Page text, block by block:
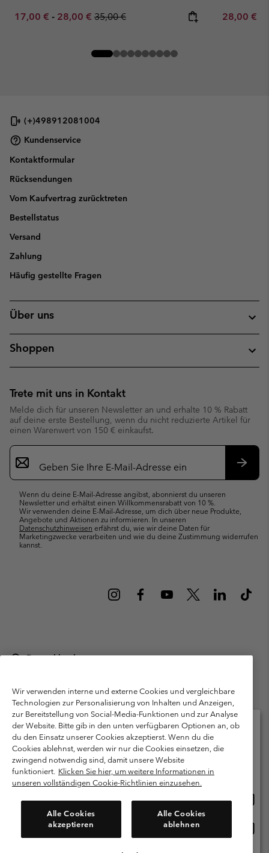
Minimum sale price:
17,00 € - Maximum sale price:
28,00 € Regular price:
35,00 € Minimum
28,00 €
(+)498912081004
Kundenservice
Kontaktformular
Rücksendungen
Vom Kaufvertrag zurücktreten
Bestellstatus
Versand
Zahlung
Häufig gestellte Fragen
Über uns
Shoppen
Trete mit uns in Kontakt
Melde dich für unseren Newsletter an und erhalte 10 % Rabatt
auf deine erste Bestellung, wenn du nicht reduzierte Artikel für
einen Warenwert von 150 € einkaufst.
Newsletter-
Anmeldung
Wenn du deine E-Mail-Adresse angibst, abonnierst du unseren
Newsletter und erhältst einen Willkommensrabatt von 10 %.
Wir verwenden deine E-Mail-Adresse, um dich über neue Produkte,
Angebote und Aktionen zu informieren. In unseren
Datenschutzhinweisen erfährst du, wie wir deine Daten für
Marketingzwecke verarbeiten und wie du deine Zustimmung widerrufen
kannst.
Deutschland
München Deutschland. Alle Rechte vorbehalten.
Nutzungsbedingungen
Allgemeine Verkaufsbedingungen
Garantie
Datenschutzerklärung
Bestimmungen und Bedingungen des Mitglieder Programms
Nutzungsbedingungen Für Nutzergenerierte Inhalte
Cookies
Public CBCR
Kundenservice: Mo- Fr. 9:00 - 13:00 & 14:00- 18:00 Uhr
(+)498912081004
Wir verwenden interne und externe Cookies und vergleichbare
Technologien zur Personalisierung von Inhalten und Anzeigen,
zur Bereitstellung von Social-Media-Funktionen und zur Analyse
der Website. Bitte gib in den unten verfügbaren Optionen an, ob
du den Einsatz unserer Cookies akzeptierst. Wenn du die
Cookies ablehnst, werden wir nur die Cookies einsetzen, die
zwingend notwendig sind, damit unsere Website
funktioniert. Klicken Sie hier, um weitere Informationen in
unseren vollständigen Cookie-Richtlinien einzusehen.
Alle Cookies
akzeptieren
Alle Cookies
ablehnen
Bitte wählen Sie Ihr Lieferland und Ihre Sprache
Online-Einkauf verfügbar
Deutschland